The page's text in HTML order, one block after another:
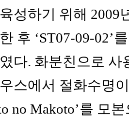
성하기 위해 2009
후 ‘ST07-09-02’
다. 화분친으로 사
스에서 절화수명
no Makoto’를 모